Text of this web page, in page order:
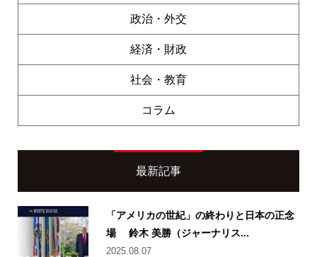
政治・外交
経済・財政
社会・教育
コラム
最新記事
「アメリカの世紀」の終わりと日本の正念
場 鈴木 美勝（ジャーナリス...
2025.08.07